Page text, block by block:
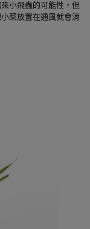
小飛蟲的可能性，但
菜放置在通風就會消